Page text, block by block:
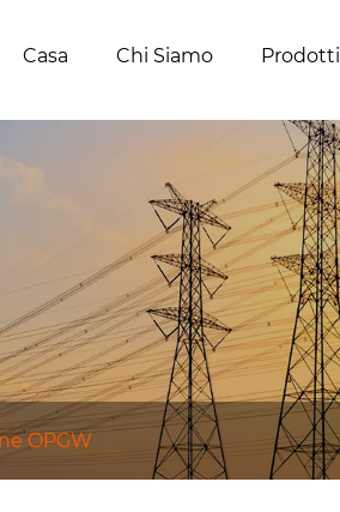
Casa Chi Siamo Prodotti
OPGW